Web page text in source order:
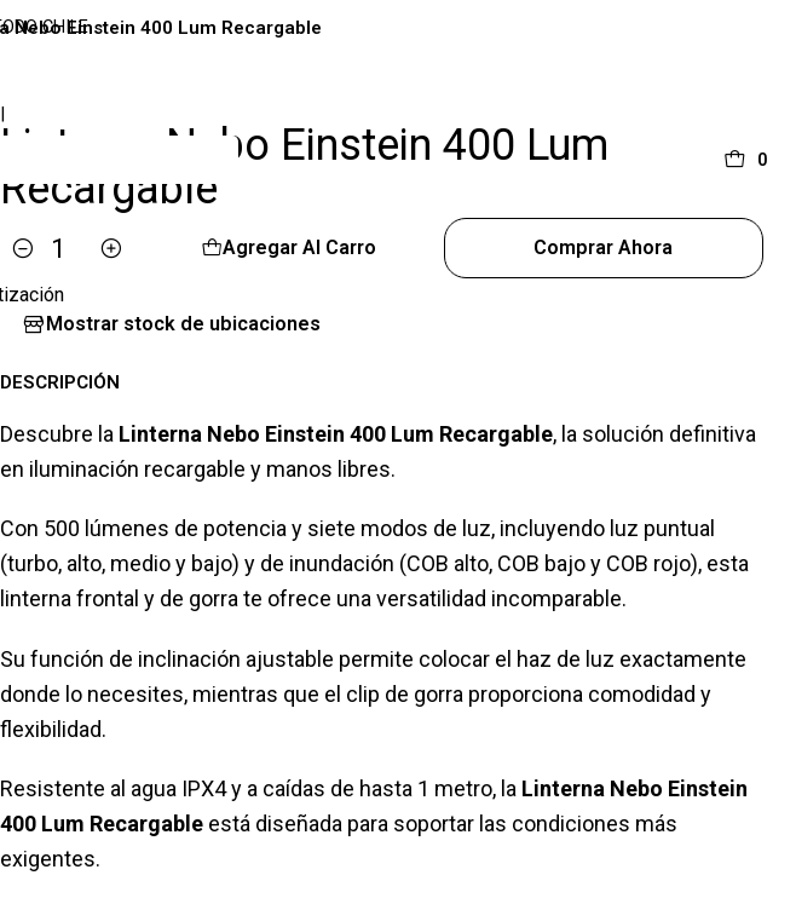
0
CHILE
Nebo Einstein 400 Lum Recargable
|
Linterna Nebo Einstein 400 Lum
Recargable
Cantidad
Agregar Al Carro Comprar Ahora
Mostrar stock de ubicaciones
DESCRIPCIÓN
Descubre la Linterna Nebo Einstein 400 Lum Recargable, la solución definitiva
en iluminación recargable y manos libres.
Con 500 lúmenes de potencia y siete modos de luz, incluyendo luz puntual
(turbo, alto, medio y bajo) y de inundación (COB alto, COB bajo y COB rojo), esta
linterna frontal y de gorra te ofrece una versatilidad incomparable.
Su función de inclinación ajustable permite colocar el haz de luz exactamente
donde lo necesites, mientras que el clip de gorra proporciona comodidad y
flexibilidad.
Resistente al agua IPX4 y a caídas de hasta 1 metro, la Linterna Nebo Einstein
400 Lum Recargableestá diseñada para soportar las condiciones más
exigentes.